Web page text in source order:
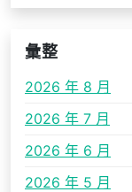
彙整
2026 年 8 月
2026 年 7 月
2026 年 6 月
2026 年 5 月